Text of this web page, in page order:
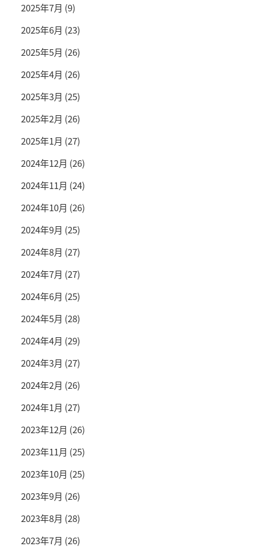
2025年7月 (9)
2025年6月 (23)
2025年5月 (26)
2025年4月 (26)
2025年3月 (25)
2025年2月 (26)
2025年1月 (27)
2024年12月 (26)
2024年11月 (24)
2024年10月 (26)
2024年9月 (25)
2024年8月 (27)
2024年7月 (27)
2024年6月 (25)
2024年5月 (28)
2024年4月 (29)
2024年3月 (27)
2024年2月 (26)
2024年1月 (27)
2023年12月 (26)
2023年11月 (25)
2023年10月 (25)
2023年9月 (26)
2023年8月 (28)
2023年7月 (26)